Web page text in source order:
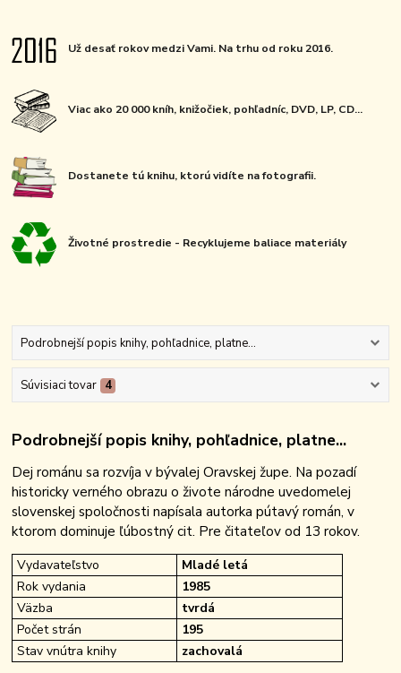
Už desať rokov medzi Vami. Na trhu od roku 2016.
Viac ako 20 000 kníh, knižočiek, pohľadníc, DVD, LP, CD...
Dostanete tú knihu, ktorú vidíte na fotografii.
Životné prostredie - Recyklujeme baliace materiály
Podrobnejší popis knihy, pohľadnice, platne...
Súvisiaci tovar 4
Podrobnejší popis knihy, pohľadnice, platne...
Dej románu sa rozvíja v bývalej Oravskej župe. Na pozadí
historicky verného obrazu o živote národne uvedomelej
slovenskej spoločnosti napísala autorka pútavý román, v
ktorom dominuje ľúbostný cit. Pre čitateľov od 13 rokov.
Vydavateľstvo
Mladé letá
Rok vydania
1985
Väzba
tvrdá
Počet strán
195
Stav vnútra knihy
zachovalá